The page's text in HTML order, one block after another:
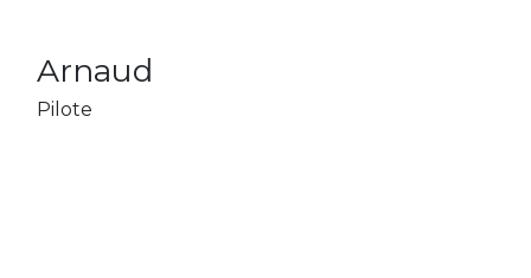
Arnaud
Pilote